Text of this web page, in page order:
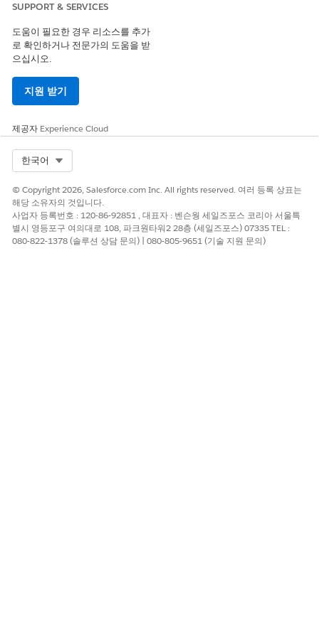
SUPPORT & SERVICES
도움이 필요한 경우 리소스를 추가
로 확인하거나 전문가의 도움을 받
으십시오.
지원 받기
제공자 Experience Cloud
한국어
© Copyright 2026, Salesforce.com Inc. All rights reserved. 여러 등록 상표는
해당 소유자의 것입니다.
사업자 등록번호 : 120-86-92851 , 대표자 : 벤슨웡 세일즈포스 코리아 서울특
별시 영등포구 여의대로 108, 파크원타워2 28층 (세일즈포스) 07335 TEL :
080-822-1378 (솔루션 상담 문의) | 080-805-9651 (기술 지원 문의)